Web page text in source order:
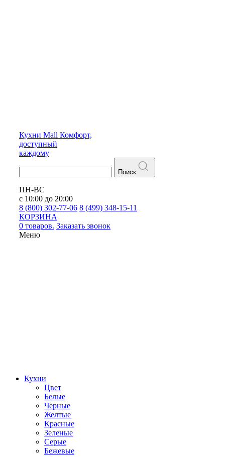
Кухни Mall Комфорт,
доступный
каждому
Поиск
ПН-ВС
с 10:00 до 20:00
8 (800) 302-77-06 8 (499) 348-15-11
КОРЗИНА
0 товаров. Заказать звонок
Меню
Кухни
Цвет
Белые
Черные
Желтые
Красные
Зеленые
Серые
Бежевые